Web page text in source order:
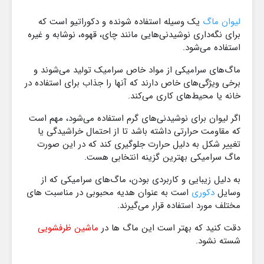
لیوان ماگ یک وسیله استفاده‌ شونده و دکوراتیو است که
برای نگه‌داری نوشیدنی‌هایی مانند چای، قهوه، نوشابه و غیره
استفاده می‌شود.
ماگ‌های سرامیکی از مواد خاص سرامیک تولید می‌شوند و
برخی ویژگی‌های خاص دارند که آنها را جذاب برای استفاده در
خانه یا محیط‌های کاری می‌کند.
اگر لیوان برای نوشیدنی‌های گرم استفاده می‌شود، مهم است
که مقاومت حرارتی داشته باشد تا از احتمال خراشیدگی یا
تغییر شکل به دلیل حرارت جلوگیری کند که در این صورت
ماگ سرامیکی بهترین گزینه انتخابی هست.
به دلیل زیبایی و کاربردی بودن، ماگ‌های سرامیکی که از
وسایل دکوری است به عنوان هدیه محبوبی در مناسبت های
مختلف مورد استفاده قرار می‌گیرند.
دقت کنید که بهتر است این ماگ ها در ماشین ظرفشویی
شسته نشود.